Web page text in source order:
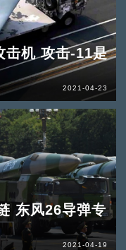
击机 攻击-11是
2021-04-23
东风26导弹专
2021-04-19